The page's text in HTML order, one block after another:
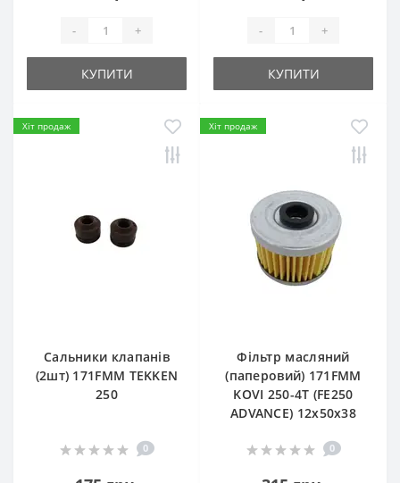
- +
КУПИТИ
- +
КУПИТИ
Хіт продаж
Сальники клапанів
(2шт) 171FMM TEKKEN
250
0
Хіт продаж
Фільтр масляний
(паперовий) 171FMM
KOVI 250-4T (FE250
ADVANCE) 12х50х38
0